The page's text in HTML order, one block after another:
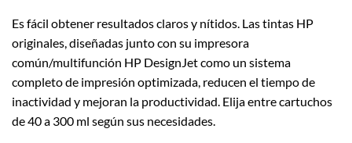
Es fácil obtener resultados claros y nítidos. Las tintas HP
originales, diseñadas junto con su impresora
común/multifunción HP DesignJet como un sistema
completo de impresión optimizada, reducen el tiempo de
inactividad y mejoran la productividad. Elija entre cartuchos
de 40 a 300 ml según sus necesidades.